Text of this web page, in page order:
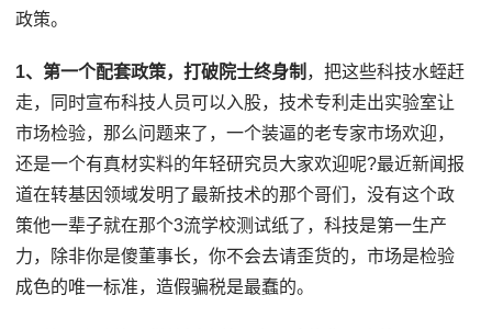
政策。
1、第一个配套政策，打破院士终身制 ，把这些科技水蛭赶
走，同时宣布科技人员可以入股，技术专利走出实验室让
市场检验，那么问题来了，一个装逼的老专家市场欢迎，
还是一个有真材实料的年轻研究员大家欢迎呢?最近新闻报
道在转基因领域发明了最新技术的那个哥们，没有这个政
策他一辈子就在那个3流学校测试纸了，科技是第一生产
力，除非你是傻董事长，你不会去请歪货的，市场是检验
成色的唯一标准，造假骗税是最蠢的。